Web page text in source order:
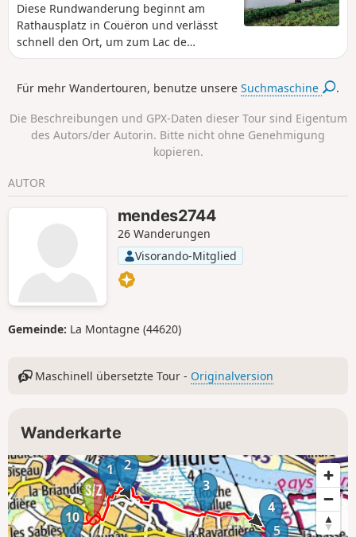
Diese Rundwanderung beginnt am
Rathausplatz in Couëron und verlässt
schnell den Ort, um zum Lac de
Beaulieu zu gelangen, mit einigen
Nachdem Sie den See umrundet und
haben, endet die Wanderung entlang
der Loire, die Sie über Wege erreichen.
Dort findet man „Das Haus in der Loire”
von Jean-Luc Courcoult und
anschließend den „Tour à Plomb”. Diese
Route kann zu jeder Jahreszeit
begangen werden, ist aber besonders
schön im winterlichen Licht.
Für mehr Wandertouren, benutze unsereSuchmaschine .
Die Beschreibungen und GPX-Daten dieser Tour sind Eigentum
des Autors/der Autorin. Bitte nicht ohne Genehmigung
kopieren.
AUTOR
mendes2744
26 Wanderungen
Visorando-Mitglied
Gemeinde: La Montagne (44620)
Maschinell übersetzte Tour - Originalversion
Wanderkarte
1 2
3
4
5
10